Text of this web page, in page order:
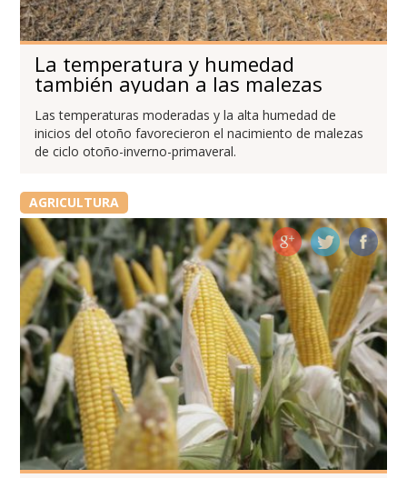
La temperatura y humedad
también ayudan a las malezas
Las temperaturas moderadas y la alta humedad de
inicios del otoño favorecieron el nacimiento de malezas
de ciclo otoño-inverno-primaveral.
AGRICULTURA